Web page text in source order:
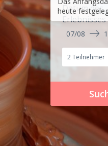
heute
Datum des
Erlebnisses
07/08